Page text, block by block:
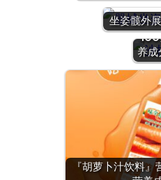
坐姿髋外
酱』
价
养成
『胡萝卜汁饮料
『
肝
养
|